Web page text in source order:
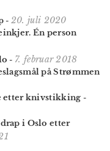
- 20. juli 2020
Én person
- 7. februar 2018
på Strømmen
etter knivstikking -
i Oslo etter